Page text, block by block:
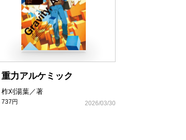
重力アルケミック
柞刈湯葉／著
737円 2026/03/30